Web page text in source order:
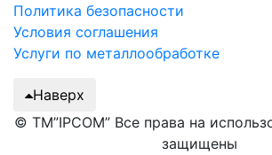
Политика безопасности
Условия соглашения
Услуги по металлообработке
Наверх
© ТМ”IPCOM” Все права на
защищены